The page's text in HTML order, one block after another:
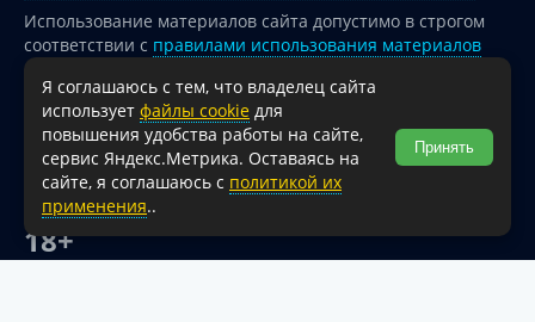
Использование материалов сайта допустимо в строгом
соответствии с правилами использования материалов
опубликованных на сайте
При перепечатке и использовании информации ссылка
на источник обязательна.
Для сайтов и страниц сети Интернет обязательна
активная гиперссылка на официальный интернет-портал
администрации Туапсинского муниципального округа.
18+
Я соглашаюсь с тем, что владелец сайта
использует файлы cookie для
повышения удобства работы на сайте,
сервис Яндекс.Метрика. Оставаясь на
сайте, я соглашаюсь с политикой их
применения..
Принять